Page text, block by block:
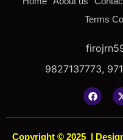
Terms
9827137773,
Copyright © 2025 |